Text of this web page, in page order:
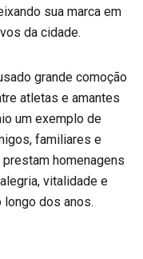
sua marca em
da cidade.
grande comoção
atletas e amantes
um exemplo de
familiares e
homenagens
vitalidade e
dos anos.